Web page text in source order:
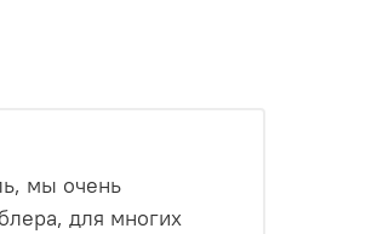
мы очень
для многих